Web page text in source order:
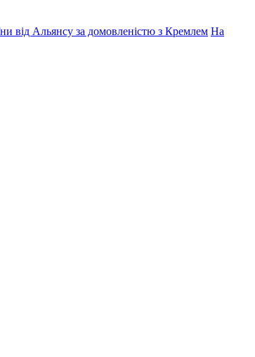
від Альянсу за домовленістю з Кремлем На